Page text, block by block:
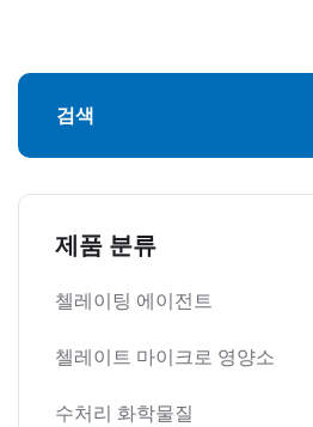
제품 분류
첼레이팅 에이전트
첼레이트 마이크로 영양소
수처리 화학물질